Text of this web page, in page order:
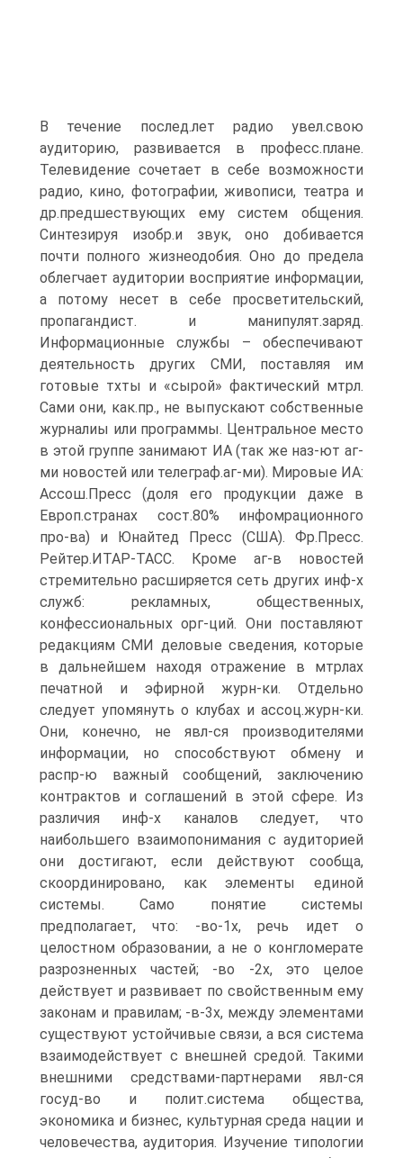
В течение послед.лет радио увел.свою
аудиторию, развивается в професс.плане.
Телевидение сочетает в себе возможности
радио, кино, фотографии, живописи, театра и
др.предшествующих ему систем общения.
Синтезируя изобр.и звук, оно добивается
почти полного жизнеодобия. Оно до предела
облегчает аудитории восприятие информации,
а потому несет в себе просветительский,
пропагандист. и манипулят.заряд.
Информационные службы – обеспечивают
деятельность других СМИ, поставляя им
готовые тхты и «сырой» фактический мтрл.
Сами они, как.пр., не выпускают собственные
журналиы или программы. Центральное место
в этой группе занимают ИА (так же наз-ют аг-
ми новостей или телеграф.аг-ми). Мировые ИА:
Ассош.Пресс (доля его продукции даже в
Европ.странах сост.80% инфомрационного
про-ва) и Юнайтед Пресс (США). Фр.Пресс.
Рейтер.ИТАР-ТАСС. Кроме аг-в новостей
стремительно расширяется сеть других инф-х
служб: рекламных, общественных,
конфессиональных орг-ций. Они поставляют
редакциям СМИ деловые сведения, которые
в дальнейшем находя отражение в мтрлах
печатной и эфирной журн-ки. Отдельно
следует упомянуть о клубах и ассоц.журн-ки.
Они, конечно, не явл-ся производителями
информации, но способствуют обмену и
распр-ю важный сообщений, заключению
контрактов и соглашений в этой сфере. Из
различия инф-х каналов следует, что
наибольшего взаимопонимания с аудиторией
они достигают, если действуют сообща,
скоординировано, как элементы единой
системы. Само понятие системы
предполагает, что: -во-1х, речь идет о
целостном образовании, а не о конгломерате
разрозненных частей; -во -2х, это целое
действует и развивает по свойственным ему
законам и правилам; -в-3х, между элементами
существуют устойчивые связи, а вся система
взаимодействует с внешней средой. Такими
внешними средствами-партнерами явл-ся
госуд-во и полит.система общества,
экономика и бизнес, культурная среда нации и
человечества, аудитория. Изучение типологии